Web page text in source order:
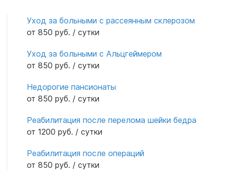
Уход за больными с рассеянным склерозом
от 850 руб. / сутки
Уход за больными с Альцгеймером
от 850 руб. / сутки
Недорогие пансионаты
от 850 руб. / сутки
Реабилитация после перелома шейки бедра
от 1200 руб. / сутки
Реабилитация после операций
от 850 руб. / сутки